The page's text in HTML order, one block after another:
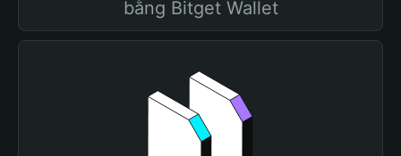
bằng Bitget Wallet